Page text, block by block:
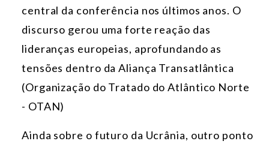
central da conferência nos últimos anos. O
discurso gerou uma forte reação das
lideranças europeias, aprofundando as
tensões dentro da Aliança Transatlântica
(Organização do Tratado do Atlântico Norte
- OTAN)
Ainda sobre o futuro da Ucrânia, outro ponto